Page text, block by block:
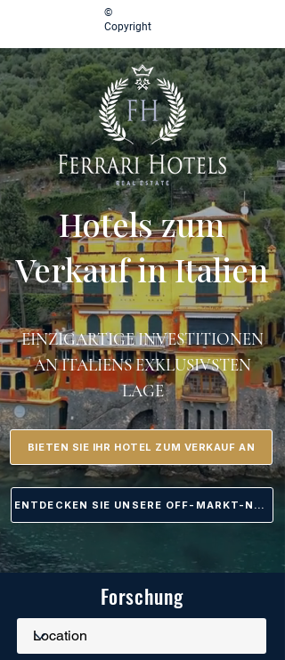
©
Copyright
Hotels zum
Verkauf in Italien
EINZIGARTIGE INVESTITIONEN
AN ITALIENS EXKLUSIVSTEN
LAGE
BIETEN SIE IHR HOTEL ZUM VERKAUF AN
ENTDECKEN SIE UNSERE OFF-MARKT-NEWS
Forschung